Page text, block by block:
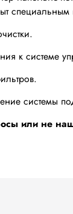
к системе
системы
или не